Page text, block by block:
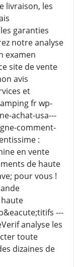
livraison, les
garanties
notre analyse
examen
site de vente
avis
et
fr wp-
achat-usa---
comment-
:
en vente
de haute
pour vous !
---
analyse les
toute
dizaines de